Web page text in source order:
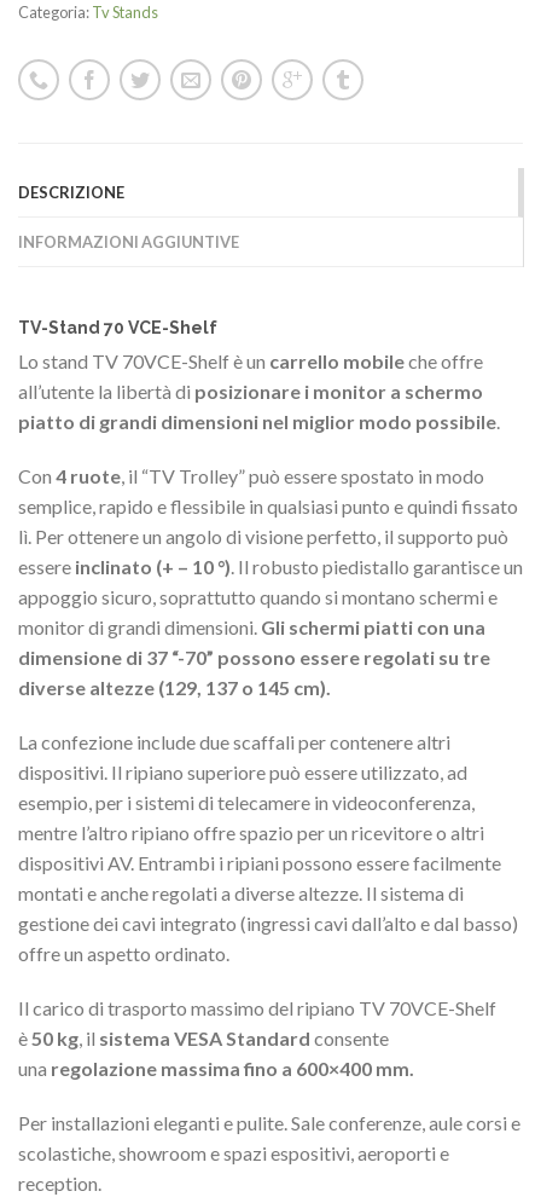
Categoria:Tv Stands
DESCRIZIONE
INFORMAZIONI AGGIUNTIVE
TV-Stand 70 VCE-Shelf
Lo stand TV 70VCE-Shelf è un carrello mobileche offre
all’utente la libertà di posizionare i monitor a schermo
piatto di grandi dimensioni nel miglior modo possibile.
Con 4 ruote, il “TV Trolley” può essere spostato in modo
semplice, rapido e flessibile in qualsiasi punto e quindi fissato
lì. Per ottenere un angolo di visione perfetto, il supporto può
essere inclinato (+ – 10 °). Il robusto piedistallo garantisce un
appoggio sicuro, soprattutto quando si montano schermi e
monitor di grandi dimensioni. Gli schermi piatti con una
dimensione di 37 “-70” possono essere regolati su tre
diverse altezze (129, 137 o 145 cm).
La confezione include due scaffali per contenere altri
dispositivi. Il ripiano superiore può essere utilizzato, ad
esempio, per i sistemi di telecamere in videoconferenza,
mentre l’altro ripiano offre spazio per un ricevitore o altri
dispositivi AV. Entrambi i ripiani possono essere facilmente
montati e anche regolati a diverse altezze. Il sistema di
gestione dei cavi integrato (ingressi cavi dall’alto e dal basso)
offre un aspetto ordinato.
Il carico di trasporto massimo del ripiano TV 70VCE-Shelf
è50 kg, il sistema VESA Standard consente
una regolazione massima fino a 600×400 mm.
Per installazioni eleganti e pulite. Sale conferenze, aule corsi e
scolastiche, showroom e spazi espositivi, aeroporti e
reception.